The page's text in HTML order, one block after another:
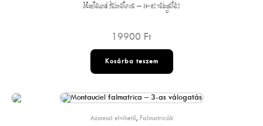
Montauciel falmatrica – 14-es válogatás
19900 Ft
Kosárba teszem
Azonnal elvihető, Falmatricák